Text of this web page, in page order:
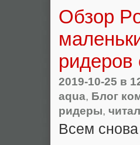
Обзор
ридеров
2019-10-25 в
aqua, Блог
ридеры,
Всем